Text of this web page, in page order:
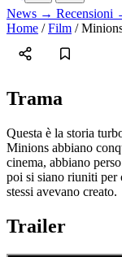
News → Recensioni
Home / Film /
Trama
Questa è la storia
Minions abbiano
cinema, abbiano
poi si siano riuniti per
stessi avevano creato.
Trailer